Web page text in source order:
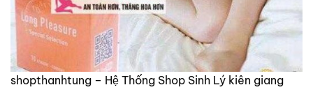
shopthanhtung – Hệ Thống Shop Sinh Lý kiên giang